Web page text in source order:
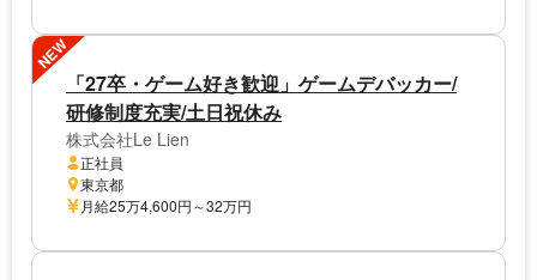
NEW
「27卒・ゲーム好き歓迎」ゲームデバッカー/
研修制度充実/土日祝休み
株式会社Le Lien
正社員
東京都
月給25万4,600円～32万円